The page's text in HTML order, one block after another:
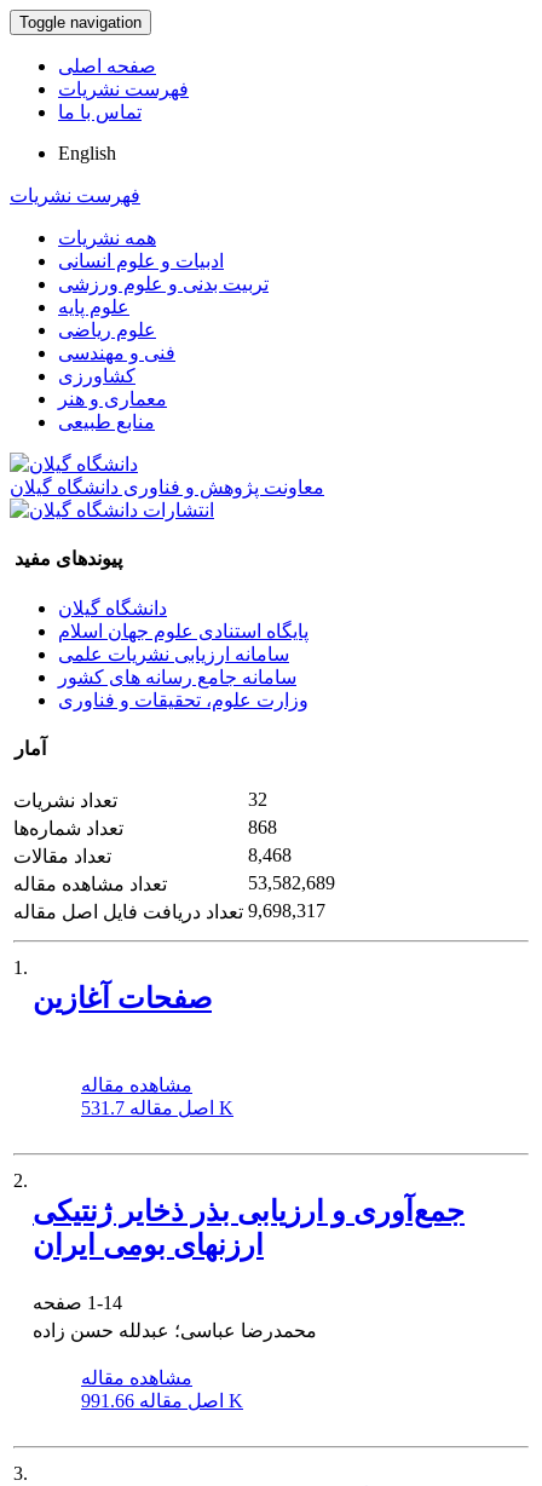
Toggle navigation
صفحه اصلی
فهرست نشریات
تماس با ما
English
فهرست نشریات
همه نشریات
ادبیات و علوم انسانی
تربیت بدنی و علوم ورزشی
علوم پایه
علوم ریاضی
فنی و مهندسی
کشاورزی
معماری و هنر
منابع طبیعی
معاونت پژوهش و فناوری دانشگاه گیلان
پیوندهای مفید
دانشگاه گیلان
پایگاه استنادی علوم جهان اسلام
سامانه ارزیابی نشریات علمی
سامانه جامع رسانه های کشور
وزارت علوم، تحقیقات و فناوری
آمار
تعداد نشریات
32
تعداد شماره‌ها
868
تعداد مقالات
8,468
تعداد مشاهده مقاله
53,582,689
تعداد دریافت فایل اصل مقاله 9,698,317
1.
صفحات آغازین
مشاهده مقاله
اصل مقاله 531.7 K
2.
جمع‌آوری و ارزیابی بذر ذخایر ژنتیکی
ارزنهای بومی ایران
1-14
محمدرضا عباسی؛ عبدلله حسن زاده
مشاهده مقاله
اصل مقاله 991.66 K
3.